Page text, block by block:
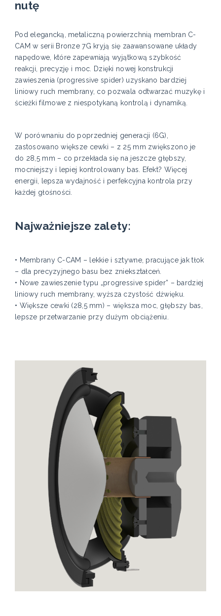
nutę
Pod elegancką, metaliczną powierzchnią membran C-
CAM w serii Bronze 7G kryją się zaawansowane układy
napędowe, które zapewniają wyjątkową szybkość
reakcji, precyzję i moc. Dzięki nowej konstrukcji
zawieszenia (progressive spider) uzyskano bardziej
liniowy ruch membrany, co pozwala odtwarzać muzykę i
ścieżki filmowe z niespotykaną kontrolą i dynamiką.
W porównaniu do poprzedniej generacji (6G),
zastosowano większe cewki – z 25 mm zwiększono je
do 28,5 mm – co przekłada się na jeszcze głębszy,
mocniejszy i lepiej kontrolowany bas. Efekt? Więcej
energii, lepsza wydajność i perfekcyjna kontrola przy
każdej głośności.
Najważniejsze zalety:
• Membrany C-CAM – lekkie i sztywne, pracujące jak tłok
– dla precyzyjnego basu bez zniekształceń.
• Nowe zawieszenie typu „progressive spider” – bardziej
liniowy ruch membrany, wyższa czystość dźwięku.
• Większe cewki (28,5 mm) – większa moc, głębszy bas,
lepsze przetwarzanie przy dużym obciążeniu.